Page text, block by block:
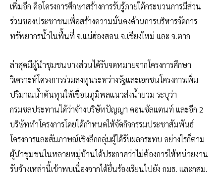
เพิ่มอีก คือโครงการศึกษาสร้างการรับรู้ภายใต้กระบวนการมีส่วน
ร่วมของประชาชนเพื่อสร้างความมั่นคงด้านการบริหารจัดการ
ทรัพยากรน้ำในพื้นที่ จ.แม่ฮ่องสอน จ.เชียงใหม่ และ จ.ตาก
ล่าสุดมีผู้นำชุมชนบางส่วนได้รับจดหมายจากโครงการศึกษา
วิเคราะห์โครงการร่วมลงทุนระหว่างรัฐและเอกชนโครงการเพิ่ม
ปริมาณน้ำต้นทุนให้เขื่อนภูมิพลแนวส่งน้ำยวม ระบุว่า
กรมชลประทานได้ว่าจ้างบริษัทปัญญา คอนซัลแตนท์ และอีก 2
บริษัททำโครงการโดยได้กำหนดให้จัดกิจกรรมประชาสัมพันธ์
โครงการและสัมภาษณ์เชิงลึกกลุ่มผู้ได้รับผลกระทบ อย่างไรก็ตาม
ผู้นำชุมชนในหลายหมู่บ้านได้ประกาศว่าไม่ต้องการให้หน่วยงาน
รับจ้างเหล่านี้เข้าพบเนื่องจากได้ยื่นร้องเรียนไปยัง กมธ. และกสม.